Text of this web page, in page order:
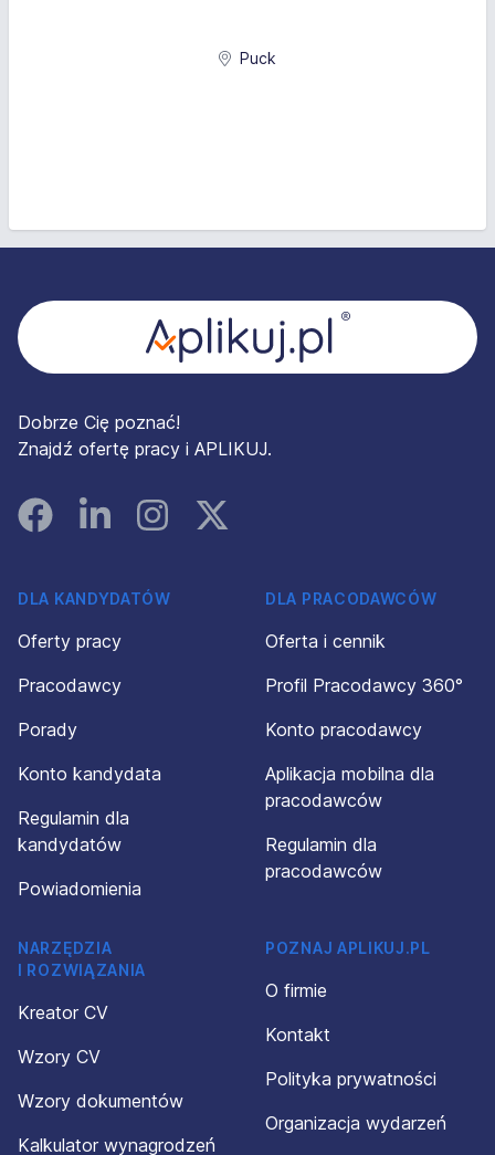
Puck
Dobrze Cię poznać!
Znajdź ofertę pracy i APLIKUJ.
FacebookLinked InInstagramInstagram
DLA KANDYDATÓW
Oferty pracy
Pracodawcy
Porady
Konto kandydata
Regulamin dla
kandydatów
Powiadomienia
DLA PRACODAWCÓW
Oferta i cennik
Profil Pracodawcy 360°
Konto pracodawcy
Aplikacja mobilna dla
pracodawców
Regulamin dla
pracodawców
NARZĘDZIA
I ROZWIĄZANIA
Kreator CV
Wzory CV
Wzory dokumentów
Kalkulator wynagrodzeń
POZNAJ APLIKUJ.PL
O firmie
Kontakt
Polityka prywatności
Organizacja wydarzeń